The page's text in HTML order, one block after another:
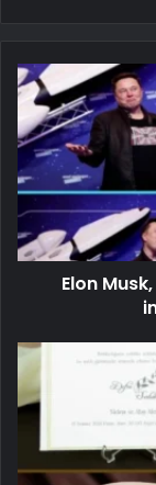
Elon